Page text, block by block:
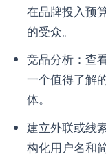
在品牌投入预
的受众。
竞品分析：查
一个值得了解
体。
建立外联或线
构化用户名和